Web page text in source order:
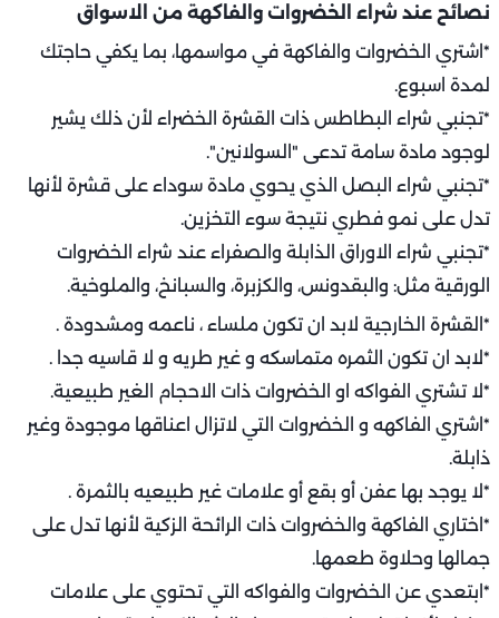
نصائح عند شراء الخضروات والفاكهة من الاسواق
*اشتري الخضروات والفاكهة في مواسمها، بما يكفي حاجتك
لمدة اسبوع.
*تجنبي شراء البطاطس ذات القشرة الخضراء لأن ذلك يشير
لوجود مادة سامة تدعى "السولانين".
*تجنبي شراء البصل الذي يحوي مادة سوداء على قشرة لأنها
تدل على نمو فطري نتيجة سوء التخزين.
*تجنبي شراء الاوراق الذابلة والصفراء عند شراء الخضروات
الورقية مثل: والبقدونس، والكزبرة، والسبانخ، والملوخية.
*القشرة الخارجية لابد ان تكون ملساء ، ناعمه ومشدودة .
*لابد ان تكون الثمره متماسكه و غير طريه و لا قاسيه جدا .
*لا تشتري الفواكه او الخضروات ذات الاحجام الغير طبيعية.
*اشتري الفاكهه و الخضروات التي لاتزال اعناقها موجودة وغير
ذابلة.
*لا يوجد بها عفن أو بقع أو علامات غير طبيعيه بالثمرة .
*اختاري الفاكهة والخضروات ذات الرائحة الزكية لأنها تدل على
جمالها وحلاوة طعمها.
*ابتعدي عن الخضروات والفواكه التي تحتوي على علامات